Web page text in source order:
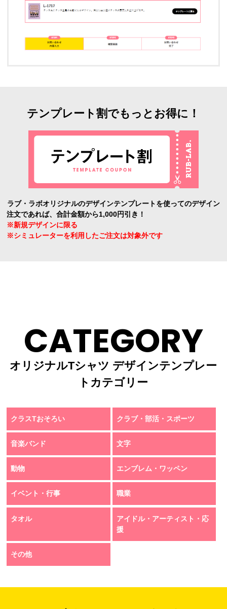
テンプレート割でもっとお得に！
ラブ・ラボオリジナルのデザインテンプレートを使ってのデザイン
注文であれば、合計金額から1,000円引き！
※新規デザインに限る
※シミュレーターを利用したご注文は対象外です
CATEGORY
オリジナルTシャツ デザインテンプレー
トカテゴリー
クラスTおそろい クラブ・部活・スポーツ
音楽バンド 文字
動物 エンブレム・ワッペン
イベント・行事 職業
タオル
アイドル・アーティスト・応
援
その他